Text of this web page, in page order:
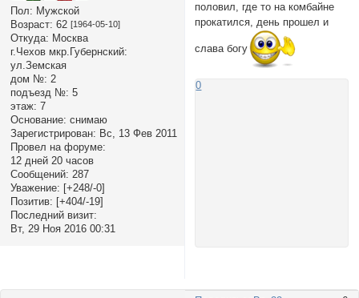
Пол: Мужской
Возраст: 62 [1964-05-10]
Откуда: Москва
г.Чехов мкр.Губернский:
ул.Земская
дом №: 2
подъезд №: 5
этаж: 7
Основание: снимаю
Зарегистрирован: Вс, 13 Фев 2011
Провел на форуме:
12 дней 20 часов
Сообщений: 287
Уважение: [+248/-0]
Позитив: [+404/-19]
Последний визит:
Вт, 29 Ноя 2016 00:31
половил, где то на комбайне
прокатился, день прошел и
слава богу
0